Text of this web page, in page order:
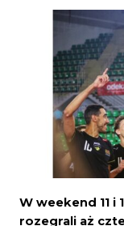
W weekend 11 i
rozegrali aż